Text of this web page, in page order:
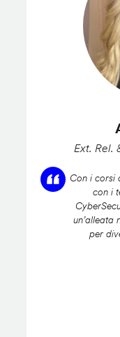
Ext. Rel.
Con i corsi
con i
un’alleata
per